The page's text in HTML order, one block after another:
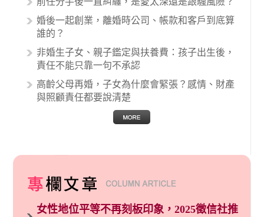
的內容其實非常多，有些案例…
婚後一起創業，離婚時公司、帳款和客戶到底算
誰的？
非婚生子女、親子鑑定與扶養費：孩子出生後，
責任不能只靠一句不承認
高齡父母再婚，子女為什麼會緊張？感情、財產
與照顧責任都要說清楚
女性地位平等不再刻板印象，2025徵信社推